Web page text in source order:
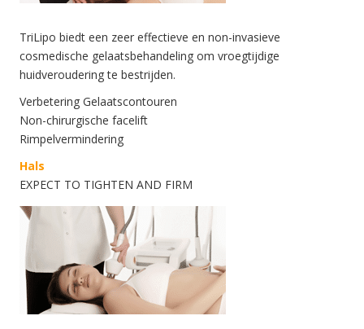
TriLipo biedt een zeer effectieve en non-invasieve
cosmedische gelaatsbehandeling om vroegtijdige
huidveroudering te bestrijden.
Verbetering Gelaatscontouren
Non-chirurgische facelift
Rimpelvermindering
Hals
EXPECT TO TIGHTEN AND FIRM